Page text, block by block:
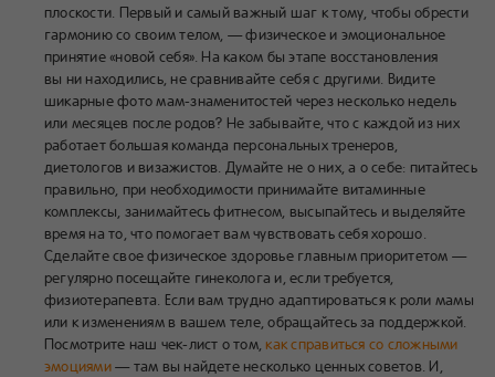
плоскости. Первый и самый важный шаг к тому, чтобы обрести
гармонию со своим телом, — физическое и эмоциональное
принятие «новой себя». На каком бы этапе восстановления
вы ни находились, не сравнивайте себя с другими. Видите
шикарные фото мам-знаменитостей через несколько недель
или месяцев после родов? Не забывайте, что с каждой из них
работает большая команда персональных тренеров,
диетологов и визажистов. Думайте не о них, а о себе: питайтесь
правильно, при необходимости принимайте витаминные
комплексы, занимайтесь фитнесом, высыпайтесь и выделяйте
время на то, что помогает вам чувствовать себя хорошо.
Сделайте свое физическое здоровье главным приоритетом —
регулярно посещайте гинеколога и, если требуется,
физиотерапевта. Если вам трудно адаптироваться к роли мамы
или к изменениям в вашем теле, обращайтесь за поддержкой.
Посмотрите наш чек-лист о том, как справиться со сложными
эмоциями— там вы найдете несколько ценных советов. И,